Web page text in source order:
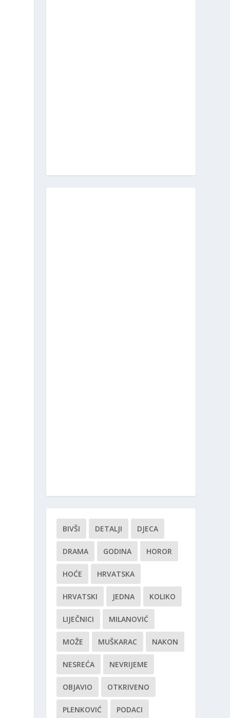
BIVŠI DETALJI DJECA
DRAMA GODINA HOROR
HOĆE HRVATSKA
HRVATSKI JEDNA KOLIKO
LIJEČNICI MILANOVIĆ
MOŽE MUŠKARAC NAKON
NESREĆA NEVRIJEME
OBJAVIO OTKRIVENO
PLENKOVIĆ PODACI